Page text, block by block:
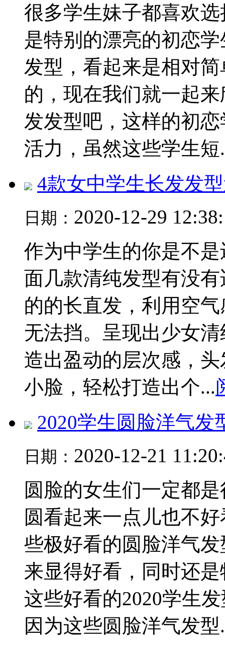
很多学生妹子都喜欢
是特别的漂亮的初恋
发型，看起来是相对
的，现在我们就一起
发发型吧，这样的初
活力，虽然这些学生短
4款女中学生长发发
日期： 2020-12-29
作为中学生的你是不
面几款清纯发型有没
的的长直发，利用空
无法挡。呈现出少女
造出盈动的层次感，
小脸，轻松打造出个...
2020学生圆脸洋气发
日期： 2020-12-21
圆脸的女生们一定都
圆看起来一点儿也不
些极好看的圆脸洋气
来显得好看，同时还
这些好看的2020学生
因为这些圆脸洋气发型